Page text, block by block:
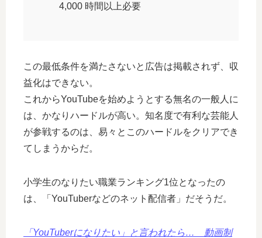
4,000 時間以上必要
この最低条件を満たさないと広告は掲載されず、収
益化はできない。
これからYouTubeを始めようとする無名の一般人に
は、かなりハードルが高い。知名度で有利な芸能人
が参戦するのは、易々とこのハードルをクリアでき
てしまうからだ。
小学生のなりたい職業ランキング1位となったの
は、「YouTuberなどのネット配信者」だそうだ。
「YouTuberになりたい」と言われたら… 動画制